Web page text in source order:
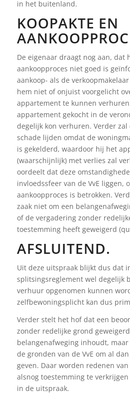
in het buitenland.
KOOPAKTE EN
De eigenaar draagt nog aan, dat
aankoopproces niet goed is
aankoop- als de
hem niet of onjuist voorgelicht
appartement te kunnen
appartement gekocht in de
degelijk kon verhuren. Verder
schade lijden omdat de
is gekelderd, waardoor hij het
(waarschijnlijk) met verlies zal
oordeelt dat deze
invloedssfeer van de VvE liggen,
aankoopproces is betrokken.
zaak niet om een
of de vergadering zonder
toestemming heeft geweigerd
AFSLUITEND.
Uit deze uitspraak blijkt dus dat
splitsingsreglement wel degelijk
verhuur opgenomen kunnen
zelfbewoningsplicht kan dus
Verder stelt het hof dat een
zonder redelijke grond
belangenafweging inhoudt,
de gronden van de VvE om al
geven. Daar worden redenen
alsnog toestemming te
in de uitspraak.